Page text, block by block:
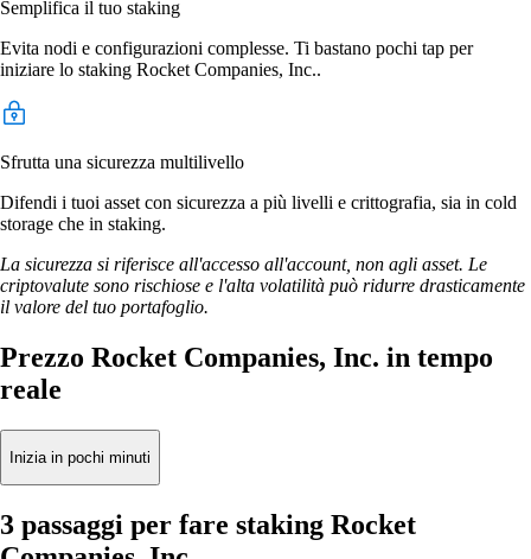
Semplifica il tuo staking
Evita nodi e configurazioni complesse. Ti bastano pochi tap per
iniziare lo staking Rocket Companies, Inc..
Sfrutta una sicurezza multilivello
Difendi i tuoi asset con sicurezza a più livelli e crittografia, sia in cold
storage che in staking.
La sicurezza si riferisce all'accesso all'account, non agli asset. Le
criptovalute sono rischiose e l'alta volatilità può ridurre drasticamente
il valore del tuo portafoglio.
Prezzo Rocket Companies, Inc. in tempo
reale
Inizia in pochi minuti
3 passaggi per fare staking Rocket